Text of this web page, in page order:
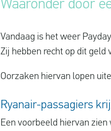
Waaronder door
Vandaag is het weer
Zij hebben recht op dit
Oorzaken hiervan lopen
Ryanair-passagiers
Een voorbeeld hiervan